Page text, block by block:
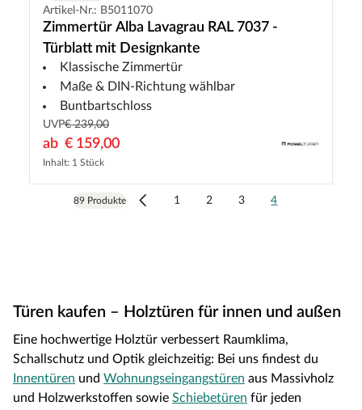
Artikel-Nr.: B5011070
Zimmertür Alba Lavagrau RAL 7037 -
Türblatt mit Designkante
Klassische Zimmertür
Maße & DIN-Richtung wählbar
Buntbartschloss
UVP€ 239,00
ab € 159,00
Inhalt: 1 Stück
89 Produkte 1 2 3 4
Türen kaufen – Holztüren für innen und außen
Eine hochwertige Holztür verbessert Raumklima,
Schallschutz und Optik gleichzeitig: Bei uns findest du
Innentüren und Wohnungseingangstüren aus Massivholz
und Holzwerkstoffen sowie Schiebetüren für jeden